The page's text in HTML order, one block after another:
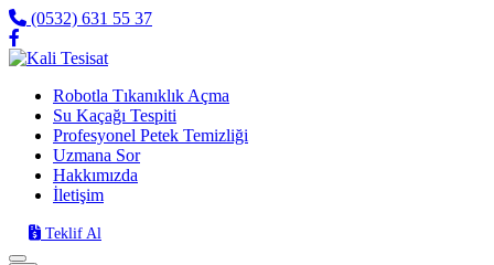
(0532) 631 55 37
Robotla Tıkanıklık Açma
Su Kaçağı Tespiti
Profesyonel Petek Temizliği
Uzmana Sor
Hakkımızda
İletişim
Teklif Al